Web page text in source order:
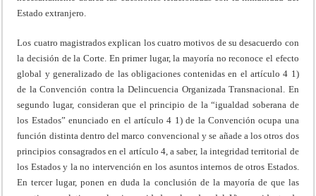
Estado extranjero.
Los cuatro magistrados explican los cuatro motivos de su desacuerdo con
la decisión de la Corte. En primer lugar, la mayoría no reconoce el efecto
global y generalizado de las obligaciones contenidas en el artículo 4 1)
de la Convención contra la Delincuencia Organizada Transnacional. En
segundo lugar, consideran que el principio de la “igualdad soberana de
los Estados” enunciado en el artículo 4 1) de la Convención ocupa una
función distinta dentro del marco convencional y se añade a los otros dos
principios consagrados en el artículo 4, a saber, la integridad territorial de
los Estados y la no intervención en los asuntos internos de otros Estados.
En tercer lugar, ponen en duda la conclusión de la mayoría de que las